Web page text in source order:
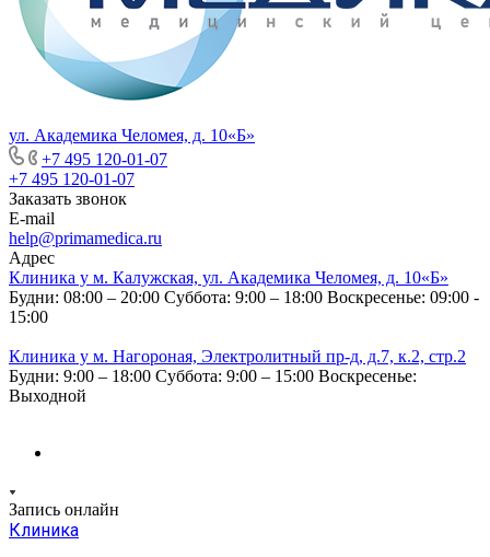
ул. Академика Челомея, д. 10«Б»
+7 495 120-01-07
+7 495 120-01-07
Заказать звонок
E-mail
help@primamedica.ru
Адрес
Клиника у м. Калужская, ул. Академика Челомея, д. 10«Б»
Будни: 08:00 – 20:00 Суббота: 9:00 – 18:00 Воскресенье: 09:00 -
15:00
Клиника у м. Нагороная, Электролитный пр-д, д.7, к.2, стр.2
Будни: 9:00 – 18:00 Суббота: 9:00 – 15:00 Воскресенье:
Выходной
Запись онлайн
Клиника